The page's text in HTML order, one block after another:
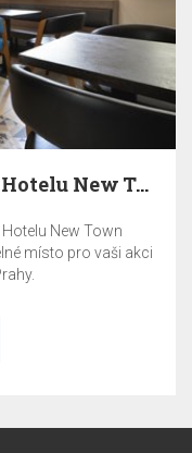
Vaše akce v restauraci EA Hotelu New Town
New Town
místo pro vaši akci